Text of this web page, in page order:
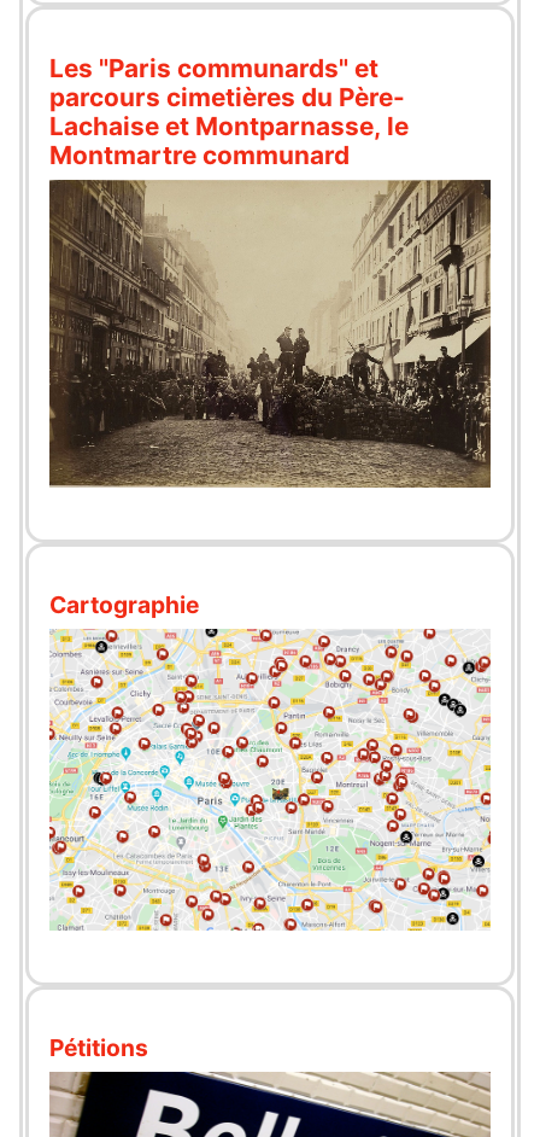
Les "Paris communards" et
parcours cimetières du Père-
Lachaise et Montparnasse, le
Montmartre communard
Cartographie
Pétitions